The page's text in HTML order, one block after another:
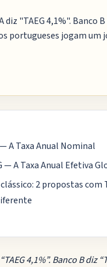
"TAEG 4,1%". Banco B
portugueses jogam um
A Taxa Anual Nominal
— A Taxa Anual Efetiva
2 propostas com
4,1%”. Banco B diz